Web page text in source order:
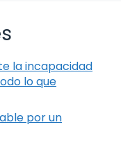
la incapacidad
lo que
por un